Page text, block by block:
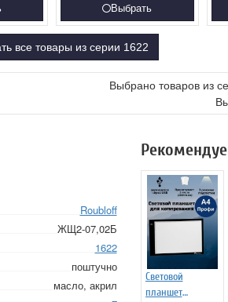
Выбрать
все товары из серии 1622
Выбрано товаров из
Roubloff
ЖЩ2-07,02Б
1622
поштучно
масло, акрил
Световой
планшет